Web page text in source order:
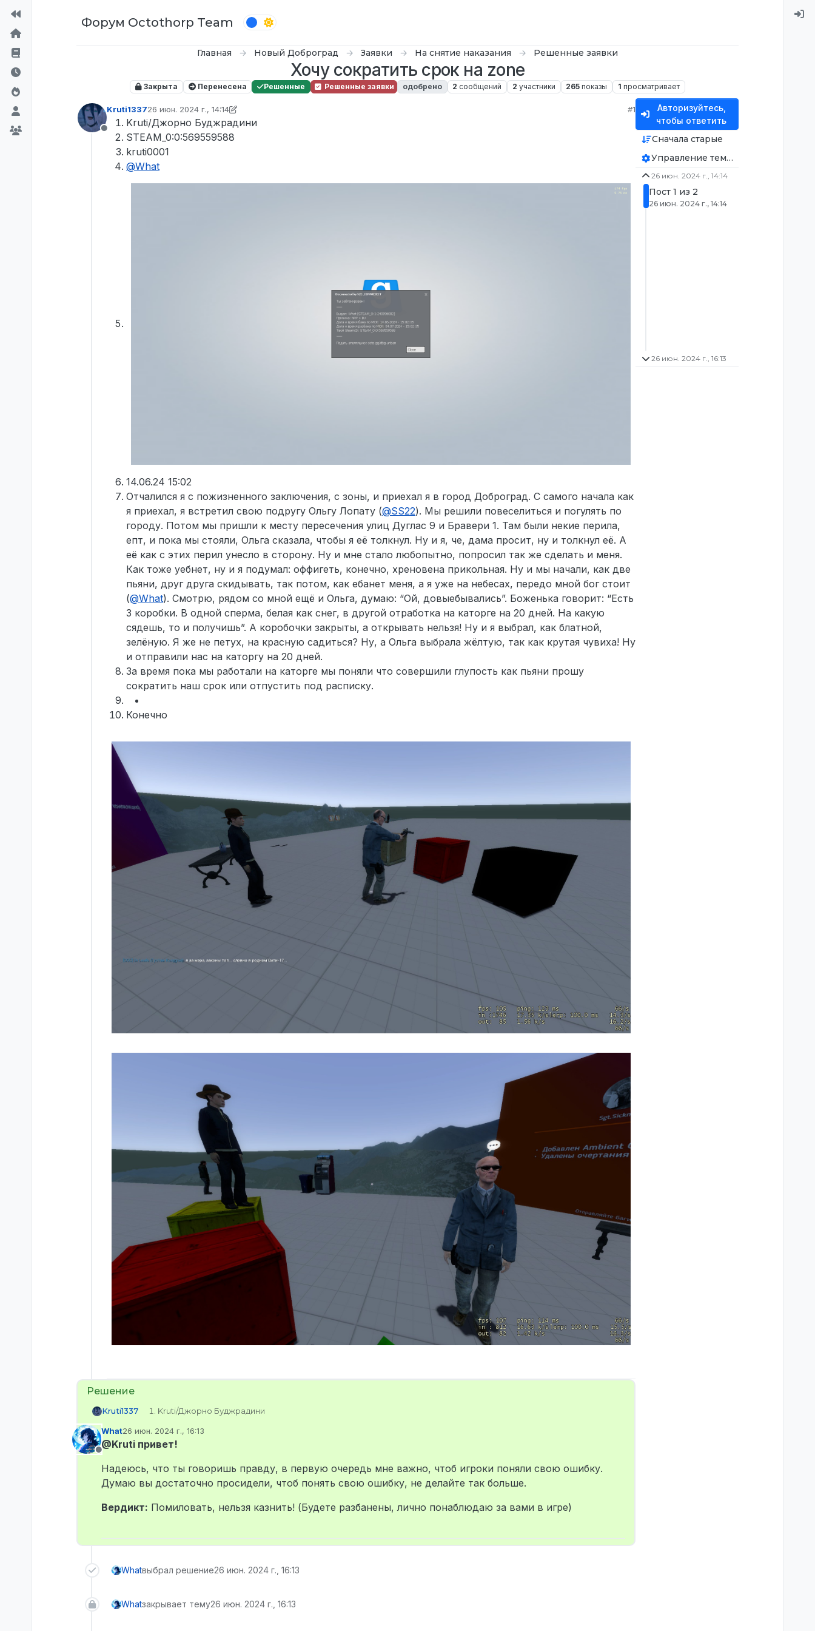
Форум Octothorp Team
Главная Новый Доброград Заявки На снятие наказания Решенные заявки
Хочу сократить срок на zone
Закрыта Перенесена Решенные Решенные заявки одобрено 2 сообщений 2 участники 265 показы 1 просматривает
Не в сети
Kruti133726 июн. 2024 г., 14:14
отредактировано Kruti1337
#1
Kruti/Джорно Буджрадини
STEAM_0:0:569559588
kruti0001
@What
14.06.24 15:02
Отчалился я с пожизненного заключения, с зоны, и приехал я в город Доброград. С самого начала как
я приехал, я встретил свою подругу Ольгу Лопату (@SS22). Мы решили повеселиться и погулять по
городу. Потом мы пришли к месту пересечения улиц Дуглас 9 и Бравери 1. Там были некие перила,
епт, и пока мы стояли, Ольга сказала, чтобы я её толкнул. Ну и я, че, дама просит, ну и толкнул её. А
её как с этих перил унесло в сторону. Ну и мне стало любопытно, попросил так же сделать и меня.
Как тоже уебнет, ну и я подумал: оффигеть, конечно, хреновена прикольная. Ну и мы начали, как две
пьяни, друг друга скидывать, так потом, как ебанет меня, а я уже на небесах, передо мной бог стоит
(@What). Смотрю, рядом со мной ещё и Ольга, думаю: “Ой, довыебывались”. Боженька говорит: “Есть
3 коробки. В одной сперма, белая как снег, в другой отработка на каторге на 20 дней. На какую
сядешь, то и получишь”. А коробочки закрыты, а открывать нельзя! Ну и я выбрал, как блатной,
зелёную. Я же не петух, на красную садиться? Ну, а Ольга выбрала жёлтую, так как крутая чувиха! Ну
и отправили нас на каторгу на 20 дней.
За время пока мы работали на каторге мы поняли что совершили глупость как пьяни прошу
сократить наш срок или отпустить под расписку.
Конечно
Kruti1337 Kruti/Джорно Буджрадини
STEAM_0:0:569559588
@What
Не в сети
What26 июн. 2024 г., 16:13
отредактировано
@Kruti привет!
Надеюсь, что ты говоришь правду, в первую очередь мне важно, чтоб игроки поняли свою ошибку.
Думаю вы достаточно просидели, чтоб понять свою ошибку, не делайте так больше.
Вердикт: Помиловать, нельзя казнить! (Будете разбанены, лично понаблюдаю за вами в игре)
Whatвыбрал решение26 июн. 2024 г., 16:13
Whatзакрывает тему26 июн. 2024 г., 16:13
Авторизуйтесь,
чтобы ответить
Сначала старые
Управление темой
26 июн. 2024 г., 14:14
Пост 1 из 2
26 июн. 2024 г., 14:14
26 июн. 2024 г., 16:13